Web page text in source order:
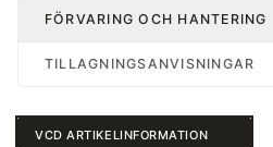
FÖRVARING OCH HANTERING
TILLAGNINGSANVISNINGAR
VCD ARTIKELINFORMATION